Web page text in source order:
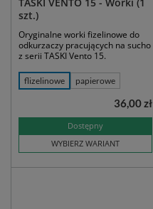
szt.)
Oryginalne worki fizelinowe do
odkurzaczy pracujących na sucho
z serii TASKI Vento 15.
flizelinowe papierowe
Dostępny
WYBIERZ WARIANT
36,00 zł